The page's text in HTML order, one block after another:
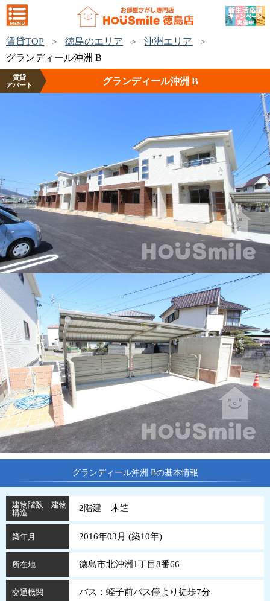
賃貸TOP 徳島のエリア
沖洲エリア
グランディール沖洲 B
賃貸
アパート
グランディール沖洲 B
グランディール沖洲 Bの基本情報
建物階数 建物
構造
2階建 木造
築年月 2016年03月 (築10年)
所在地 徳島市北沖洲1丁目8番66
交通機関 バス：蛭子前バス停より徒歩7分